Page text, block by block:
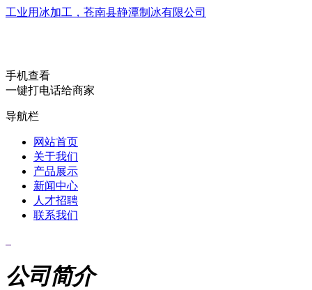
工业用冰加工，苍南县静潭制冰有限公司
手机查看
一键打电话给商家
导航栏
网站首页
关于我们
产品展示
新闻中心
人才招聘
联系我们
公司简介